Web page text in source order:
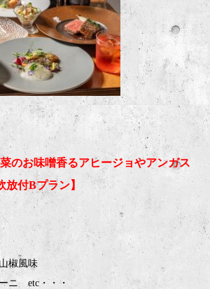
のお味噌香るアヒージョやアンガス
付Bプラン】
椒風味
ニ etc・・・